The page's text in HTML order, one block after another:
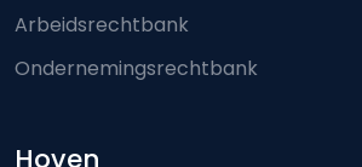
Arbeidsrechtbank
Ondernemingsrechtbank